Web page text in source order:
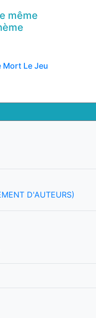
D'AUTEURS)
même
Mort Le Jeu